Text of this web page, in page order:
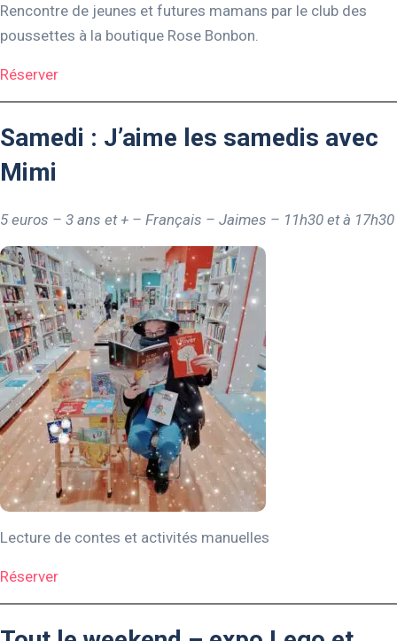
Rencontre de jeunes et futures mamans par le club des
poussettes à la boutique Rose Bonbon.
Réserver
Samedi : J’aime les samedis avec
Mimi
5 euros – 3 ans et + – Français – Jaimes – 11h30 et à 17h30
Lecture de contes et activités manuelles
Réserver